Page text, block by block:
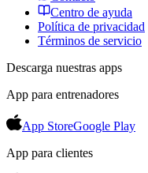
Centro de ayuda
Política de privacidad
Términos de servicio
Descarga nuestras apps
App para entrenadores
App StoreGoogle Play
App para clientes